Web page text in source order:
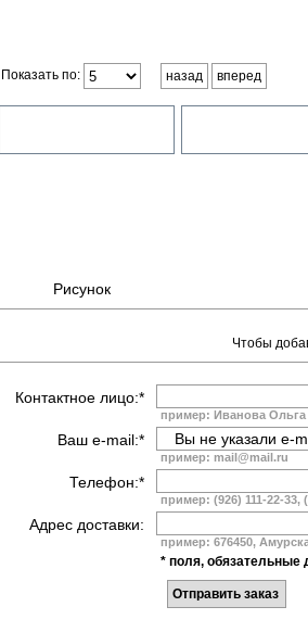
Показать по: назад вперед
Рисунок
Чтобы
Контактное лицо:*
пример: Иванова Ольга
Ваш e-mail:*
пример: mail@mail.ru
Телефон:*
пример: (926) 111-22-33,
Адрес доставки:
пример: 676450,
* поля, обязательные